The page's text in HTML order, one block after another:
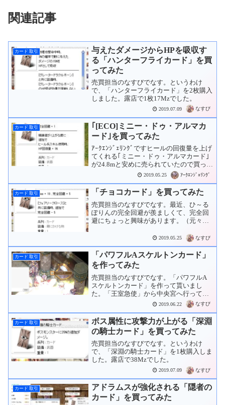
関連記事
カード 取引
与えたダメージからHPを吸収す
る「ハンターフライカード」を買
ってみた
売買担当のなすびでなす。というわけ
で、「ハンターフライカード」を2枚購入
しました。露店で1枚17Mzでした。
2019.07.09 なすび
カード 取引
｢[ECO]ミニー・ドゥ・アルマカ
ード｣を買ってみた
ｱｰｸｴﾝｼﾞｪﾘﾝｸﾞですヒールの回復量を上げ
てくれる｢ミニー・ドゥ・アルマカード｣
が24.8mと安めに売られていたので買って
みました現在つけている｢+7 回復の光｣に
いつか刺そうと思っており、中央値より
安かったので購入早速刺してみたやは...
2019.05.25 ｱｰｸｴﾝｼﾞｪﾘﾝｸﾞ
カード 取引 「チョコカード」を買ってみた
売買担当のなすびでなす。最近、ひ～る
ぽりんの完全回避が羨ましくて、完全回
避にちょっと興味があります。（元々自
ぽりんに渡したのだけども･･･。）「ヴァ
ルキリーケープ 」に刺すために「チョコ
カード」を買ってみ...
2019.05.25 なすび
カード 取引
「パワフルAスケルトンカード」
を作ってみた
売買担当のなすびでなす。「パワフルA
スケルトンカード」を作って貰いまし
た。「王室急使」から中央宮へ行って、
「モンスター研究家」に話します。「ル
ーン魔法の粉」5個と「アーチャースケル
トンカード」4個を元にして「パワフルA
スケルトンカード」1個...
2019.06.22 なすび
カード 取引
ボス属性に攻撃力が上がる「深淵
の騎士カード」を買ってみた
売買担当のなすびでなす。というわけ
で、「深淵の騎士カード」を1枚購入しま
した。露店で38Mzでした。
2019.07.09 なすび
カード 取引
アドラムスが強化される「隠者の
カード」を買ってみた